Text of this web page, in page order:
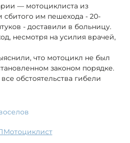
— мотоциклиста из
сбитого им пешехода - 20-
- доставили в больницу.
несмотря на усилия врачей,
что мотоцикл не был
законом порядке.
обстоятельства гибели
мотоциклист